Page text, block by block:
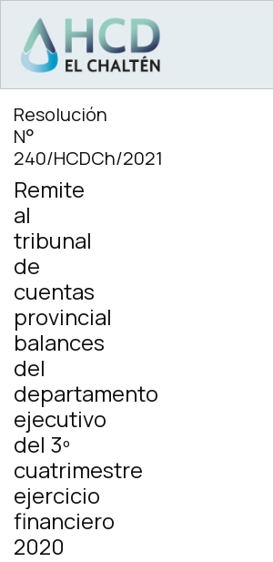
MAIN NAVIGATION
Resolución
N°
240/HCDCh/2021
Remite
al
tribunal
de
cuentas
provincial
balances
del
departamento
ejecutivo
del 3º
cuatrimestre
ejercicio
financiero
2020